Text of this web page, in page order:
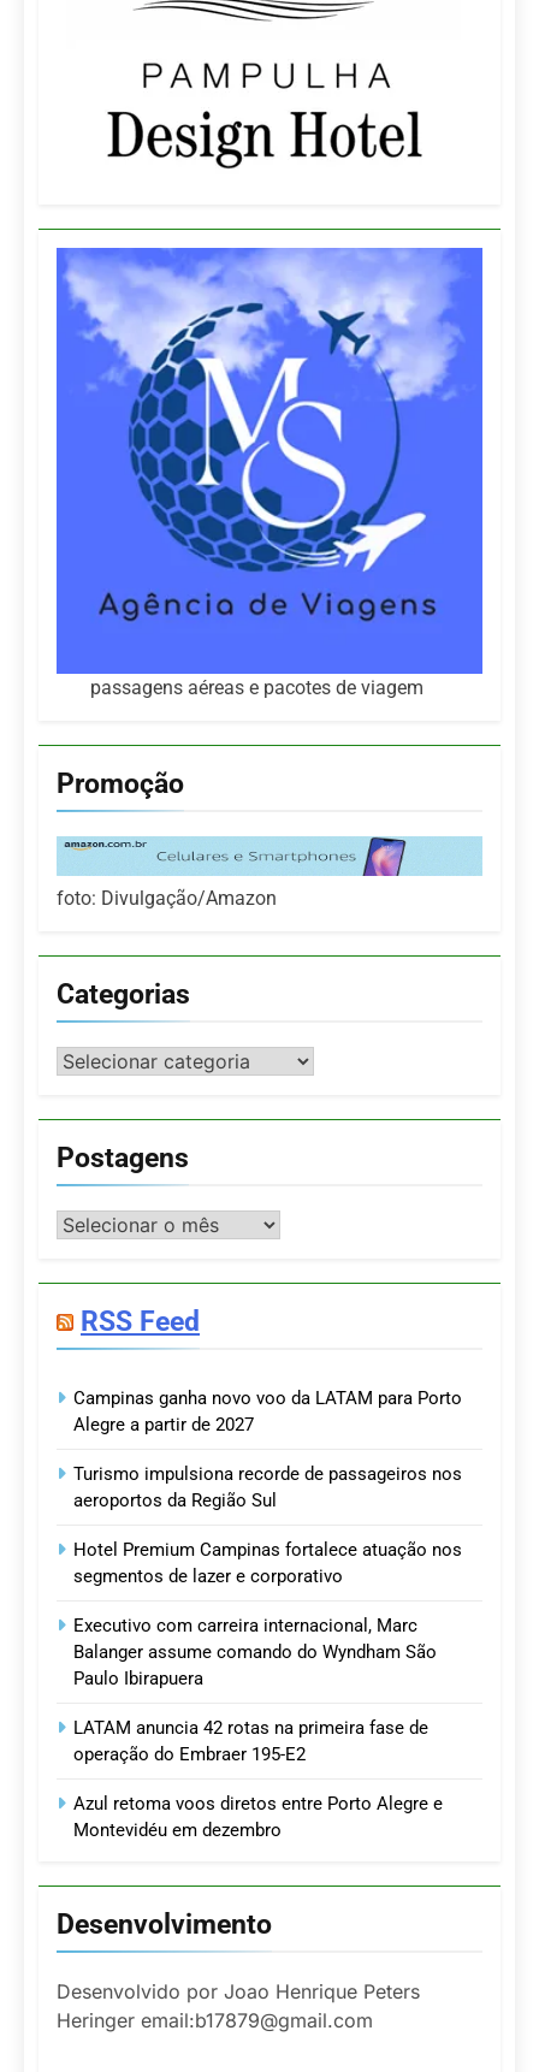
passagens aéreas e pacotes de viagem
Promoção
foto: Divulgação/Amazon
Categorias
Categorias
Postagens
Postagens
RSS Feed
Campinas ganha novo voo da LATAM para Porto
Alegre a partir de 2027
Turismo impulsiona recorde de passageiros nos
aeroportos da Região Sul
Hotel Premium Campinas fortalece atuação nos
segmentos de lazer e corporativo
Executivo com carreira internacional, Marc
Balanger assume comando do Wyndham São
Paulo Ibirapuera
LATAM anuncia 42 rotas na primeira fase de
operação do Embraer 195-E2
Azul retoma voos diretos entre Porto Alegre e
Montevidéu em dezembro
Desenvolvimento
Desenvolvido por Joao Henrique Peters
Heringer email:b17879@gmail.com